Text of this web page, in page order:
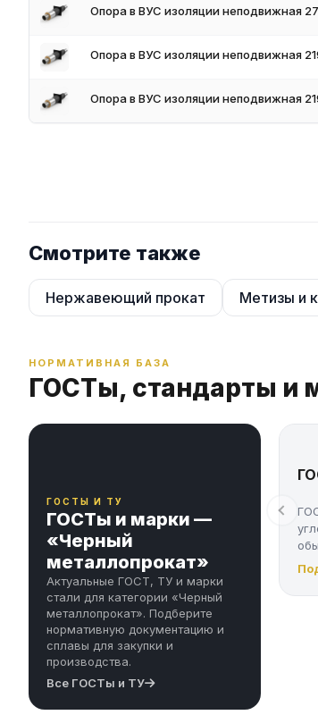
Опора в ВУС изоляции неподвижная
Опора в ВУС изоляции неподвижная
Опора в ВУС изоляции неподвижная
Смотрите также
Нержавеющий прокат Метизы и
НОРМАТИВНАЯ БАЗА
ГОСТы, стандарты и
ГОСТЫ И ТУ
ГОСТы и марки —
«Черный
металлопрокат»
Актуальные ГОСТ, ТУ и марки
стали для категории «Черный
металлопрокат». Подберите
нормативную документацию и
сплавы для закупки и
производства.
Все ГОСТы и ТУ